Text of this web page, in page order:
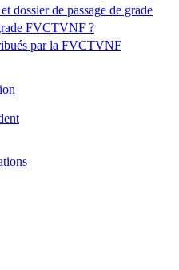
dossier de passage de grade
FVCTVNF ?
par la FVCTVNF